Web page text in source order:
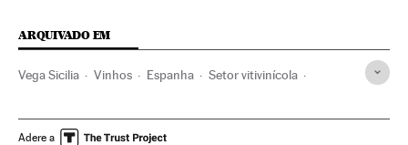
ARQUIVADO EM
Vega Sicilia Vinhos Espanha Setor vitivinícola
Agricultura Alimentação
Adere a